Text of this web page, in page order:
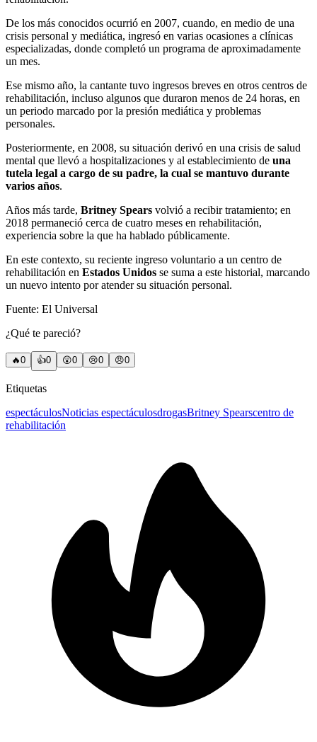
De los más conocidos ocurrió en 2007, cuando, en medio de una
crisis personal y mediática, ingresó en varias ocasiones a clínicas
especializadas, donde completó un programa de aproximadamente
un mes.
Ese mismo año, la cantante tuvo ingresos breves en otros centros de
rehabilitación, incluso algunos que duraron menos de 24 horas, en
un periodo marcado por la presión mediática y problemas
personales.
Posteriormente, en 2008, su situación derivó en una crisis de salud
mental que llevó a hospitalizaciones y al establecimiento de una
tutela legal a cargo de su padre, la cual se mantuvo durante
varios años.
Años más tarde, Britney Spears volvió a recibir tratamiento; en
2018 permaneció cerca de cuatro meses en rehabilitación,
experiencia sobre la que ha hablado públicamente.
En este contexto, su reciente ingreso voluntario a un centro de
rehabilitación en Estados Unidos se suma a este historial, marcando
un nuevo intento por atender su situación personal.
Fuente: El Universal
¿Qué te pareció?
🔥0 👍0 😲0 😢0 😠0
Etiquetas
espectáculosNoticias espectáculosdrogasBritney Spearscentro de
rehabilitación